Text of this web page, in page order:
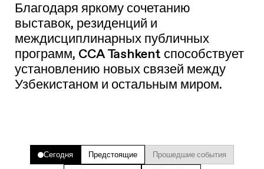
Благодаря яркому сочетанию
выставок, резиденций и
междисциплинарных публичных
программ, CCA Tashkent способствует
установлению новых связей между
Узбекистаном и остальным миром.
Сегодня Предстоящие Прошедшие события